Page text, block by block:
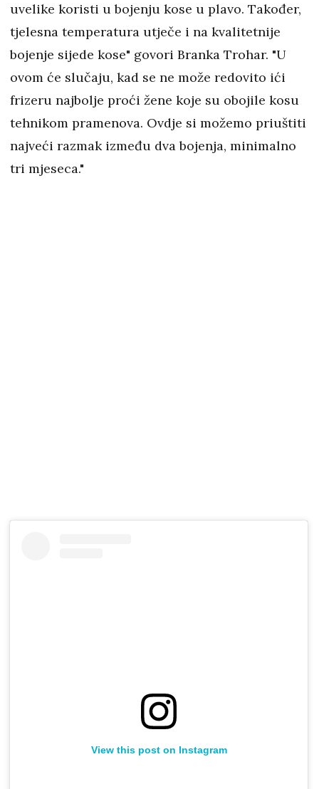
uvelike koristi u bojenju kose u plavo. Također,
tjelesna temperatura utječe i na kvalitetnije
bojenje sijede kose" govori Branka Trohar. "U
ovom će slučaju, kad se ne može redovito ići
frizeru najbolje proći žene koje su obojile kosu
tehnikom pramenova. Ovdje si možemo priuštiti
najveći razmak između dva bojenja, minimalno
tri mjeseca."
View this post on Instagram